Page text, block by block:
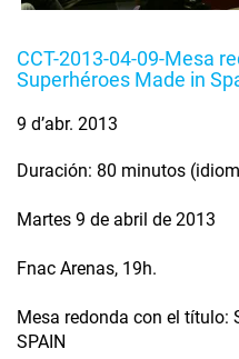
CCT-2013-04-09-Mesa
Superhéroes Made in
9 d’abr. 2013
Duración: 80 minutos
Martes 9 de abril de 2013
Fnac Arenas, 19h.
Mesa redonda con el título:
SPAIN